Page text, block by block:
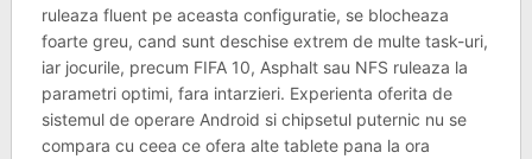
ruleaza fluent pe aceasta configuratie, se blocheaza
foarte greu, cand sunt deschise extrem de multe task-uri,
iar jocurile, precum FIFA 10, Asphalt sau NFS ruleaza la
parametri optimi, fara intarzieri. Experienta oferita de
sistemul de operare Android si chipsetul puternic nu se
compara cu ceea ce ofera alte tablete pana la ora